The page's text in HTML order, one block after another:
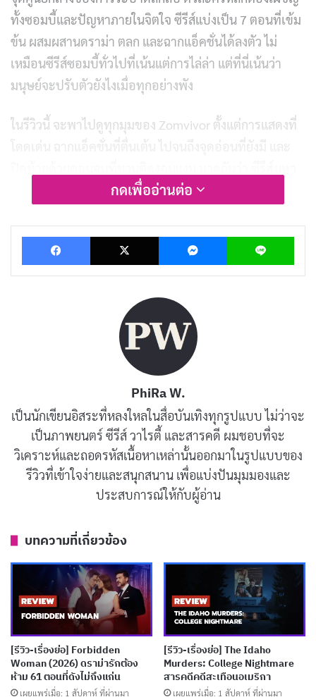
ทั้งซอมบี้และปัญหาภายในจิตใจ ซีรีส์แบ่งเป็น 7 ตอนที่เข้ม
ข้น ผสมผสานดราม่า ตลก และฉากแอ็คชั่นได้ลงตัว ไม่
เหมือนซีรีส์ซอมบี้ทั่วไปที่เน้นแต่การไล่ล่า แต่ที่นี่เน้นว่า
มนุษย์จะปรับตัวยังไงเมื่อทุกอย่างพัง
ในรีวิวนี้ จะพาไปดูทุกมุมของ Zomvivor ตั้งแต่การแสดงที่
โดดเด่น ฉากแอ็คชั่นที่ตื่นเต้น ไปจนถึงจุดอ่อนที่ยังมี และ
เรื่องนี้จะทำให้ใจเต้นรัวได้ยังไง
รีวิวและเรื่องย่อ Zomvivor (มหาลัยคลั่ง)
Zomvivorพาไปสู่จักรวาลที่มหาวิทยาลัยกลายเป็นพื้นที่
อันตรายจาก
การระบาดของซอมบี้ลึกลับ แต่สิ่งที่ทำให้
เรื่องนี้แตกต่างคือการไม่ยึดติดกับสูตรสำเร็จแบบซีรีส์
ซ้อน การยอมสละเพื่อคนอื่น และที่สำคัญคือมนุษย์จะ
ณธวรรศว์ ปียานนท์พงศ์ที่นำเสนอเรื่องราวด้วยสไตล์
ไทยๆ ผสมความสนุกและดราม่าได้อย่างลงตัว
ซีรีส์แบ่งเป็น 7 ตอนที่แต่ละตอนชวนลุ้นแบบไม่วางตา เริ่ม
จากเหตุการณ์ระบาดที่ทำให้ทุกคนต้องรวมกลุ่มเอาชีวิต
รอด ตัวละครอย่าง นิ้ง (เจนิส เจณิสตา พรหมผดุงชีพ) ที่
กดเพื่ออ่านต่อ
Facebook X Messenger Line
PhiRa W.
เป็นนักเขียนอิสระที่หลงใหลในสื่อบันเทิงทุกรูปแบบ ไม่ว่าจะ
เป็นภาพยนตร์ ซีรีส์ วาไรตี้ และสารคดี ผมชอบที่จะ
วิเคราะห์และถอดรหัสเนื้อหาเหล่านั้นออกมาในรูปแบบของ
รีวิวที่เข้าใจง่ายและสนุกสนาน เพื่อแบ่งปันมุมมองและ
ประสบการณ์ให้กับผู้อ่าน
บทความที่เกี่ยวข้อง
[รีวิว-เรื่องย่อ] Forbidden
Woman (2026) ดราม่ารักต้อง
ห้าม 61 ตอนที่ดังไม่ถึงแก่น
เผยแพร่เมื่อ: 1 สัปดาห์ ที่ผ่านมา
[รีวิว-เรื่องย่อ] The Idaho
Murders: College Nightmare
สารคดีคดีสะเทือนอเมริกา
เผยแพร่เมื่อ: 1 สัปดาห์ ที่ผ่านมา